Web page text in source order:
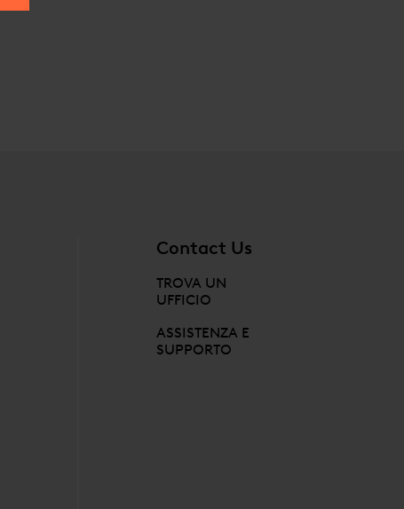
Contact Us
TROVA UN
UFFICIO
ASSISTENZA E
SUPPORTO